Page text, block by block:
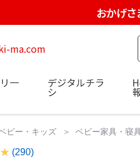
おかげ
ma.com
一 デジタルチラ
シ
ビー・キッズ ベビー家具・寝
(290)